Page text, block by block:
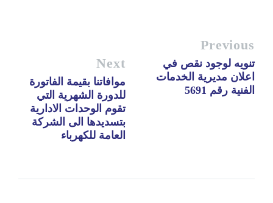
Previous
تنويه لوجود نقص في
اعلان مديرية الخدمات
الفنية رقم 5691
Next
موافاتنا بقيمة الفاتورة
للدورة الشهرية التي
تقوم الوحدات الادارية
بتسديدها الى الشركة
العامة للكهرباء